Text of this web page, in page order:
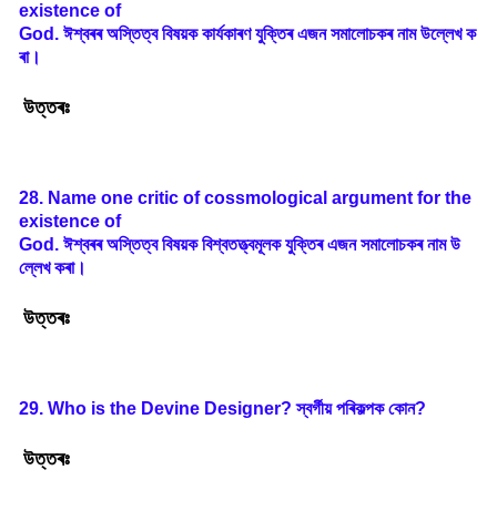
existence of
God. ঈশ্বৰৰ অস্তিত্ব বিষয়ক কার্যকাৰণ যুক্তিৰ এজন সমালোচকৰ নাম উল্লেখ ক
ৰা।
উত্তৰঃ
28. Name one critic of cossmological argument for the
existence of
God. ঈশ্বৰৰ অস্তিত্ব বিষয়ক বিশ্বতত্ত্বমূলক যুক্তিৰ এজন সমালোচকৰ নাম উ
ল্লেখ কৰা।
উত্তৰঃ
29. Who is the Devine Designer?স্বৰ্গীয় পৰিকল্পক কোন?
উত্তৰঃ